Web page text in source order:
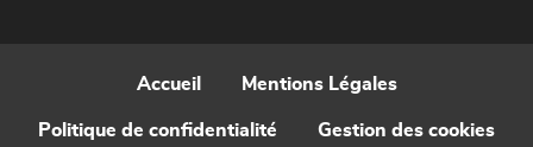
Accueil Mentions Légales
Politique de confidentialité Gestion des cookies